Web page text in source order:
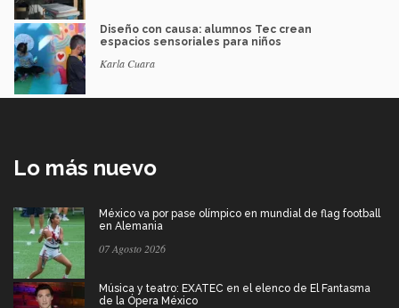
Diseño con causa: alumnos Tec crean
espacios sensoriales para niños
Karla Cuara
Lo más nuevo
México va por pase olímpico en mundial de flag football
en Alemania
07 Agosto 2026
Música y teatro: EXATEC en el elenco de El Fantasma
de la Ópera México